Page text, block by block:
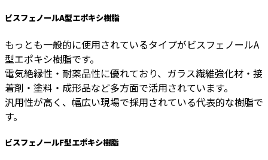
ビスフェノールA型エポキシ樹脂
もっとも一般的に使用されているタイプがビスフェノールA
型エポキシ樹脂です。
電気絶縁性・耐薬品性に優れており、ガラス繊維強化材・接
着剤・塗料・成形品など多方面で活用されています。
汎用性が高く、幅広い現場で採用されている代表的な樹脂で
す。
ビスフェノールF型エポキシ樹脂